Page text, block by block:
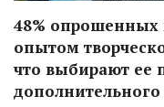
48% опрошенных
опытом
что выбирают ее